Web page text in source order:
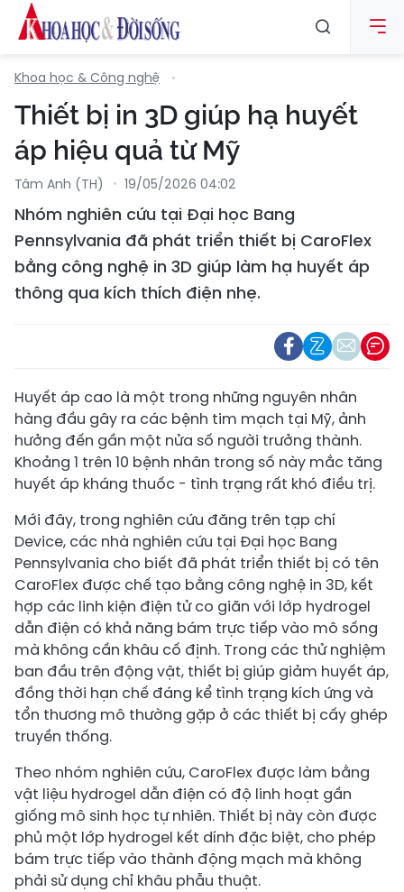
Khoa học & Công nghệ
Thiết bị in 3D giúp hạ huyết
áp hiệu quả từ Mỹ
Tâm Anh (TH) 19/05/2026 04:02
Nhóm nghiên cứu tại Đại học Bang
Pennsylvania đã phát triển thiết bị CaroFlex
bằng công nghệ in 3D giúp làm hạ huyết áp
thông qua kích thích điện nhẹ.
Huyết áp cao là một trong những nguyên nhân
hàng đầu gây ra các bệnh tim mạch tại Mỹ, ảnh
hưởng đến gần một nửa số người trưởng thành.
Khoảng 1 trên 10 bệnh nhân trong số này mắc tăng
huyết áp kháng thuốc - tình trạng rất khó điều trị.
Mới đây, trong nghiên cứu đăng trên tạp chí
Device, các nhà nghiên cứu tại Đại học Bang
Pennsylvania cho biết đã phát triển thiết bị có tên
CaroFlex được chế tạo bằng công nghệ in 3D, kết
hợp các linh kiện điện tử co giãn với lớp hydrogel
dẫn điện có khả năng bám trực tiếp vào mô sống
mà không cần khâu cố định. Trong các thử nghiệm
ban đầu trên động vật, thiết bị giúp giảm huyết áp,
đồng thời hạn chế đáng kể tình trạng kích ứng và
tổn thương mô thường gặp ở các thiết bị cấy ghép
truyền thống.
Theo nhóm nghiên cứu, CaroFlex được làm bằng
vật liệu hydrogel dẫn điện có độ linh hoạt gần
giống mô sinh học tự nhiên. Thiết bị này còn được
phủ một lớp hydrogel kết dính đặc biệt, cho phép
bám trực tiếp vào thành động mạch mà không
phải sử dụng chỉ khâu phẫu thuật.